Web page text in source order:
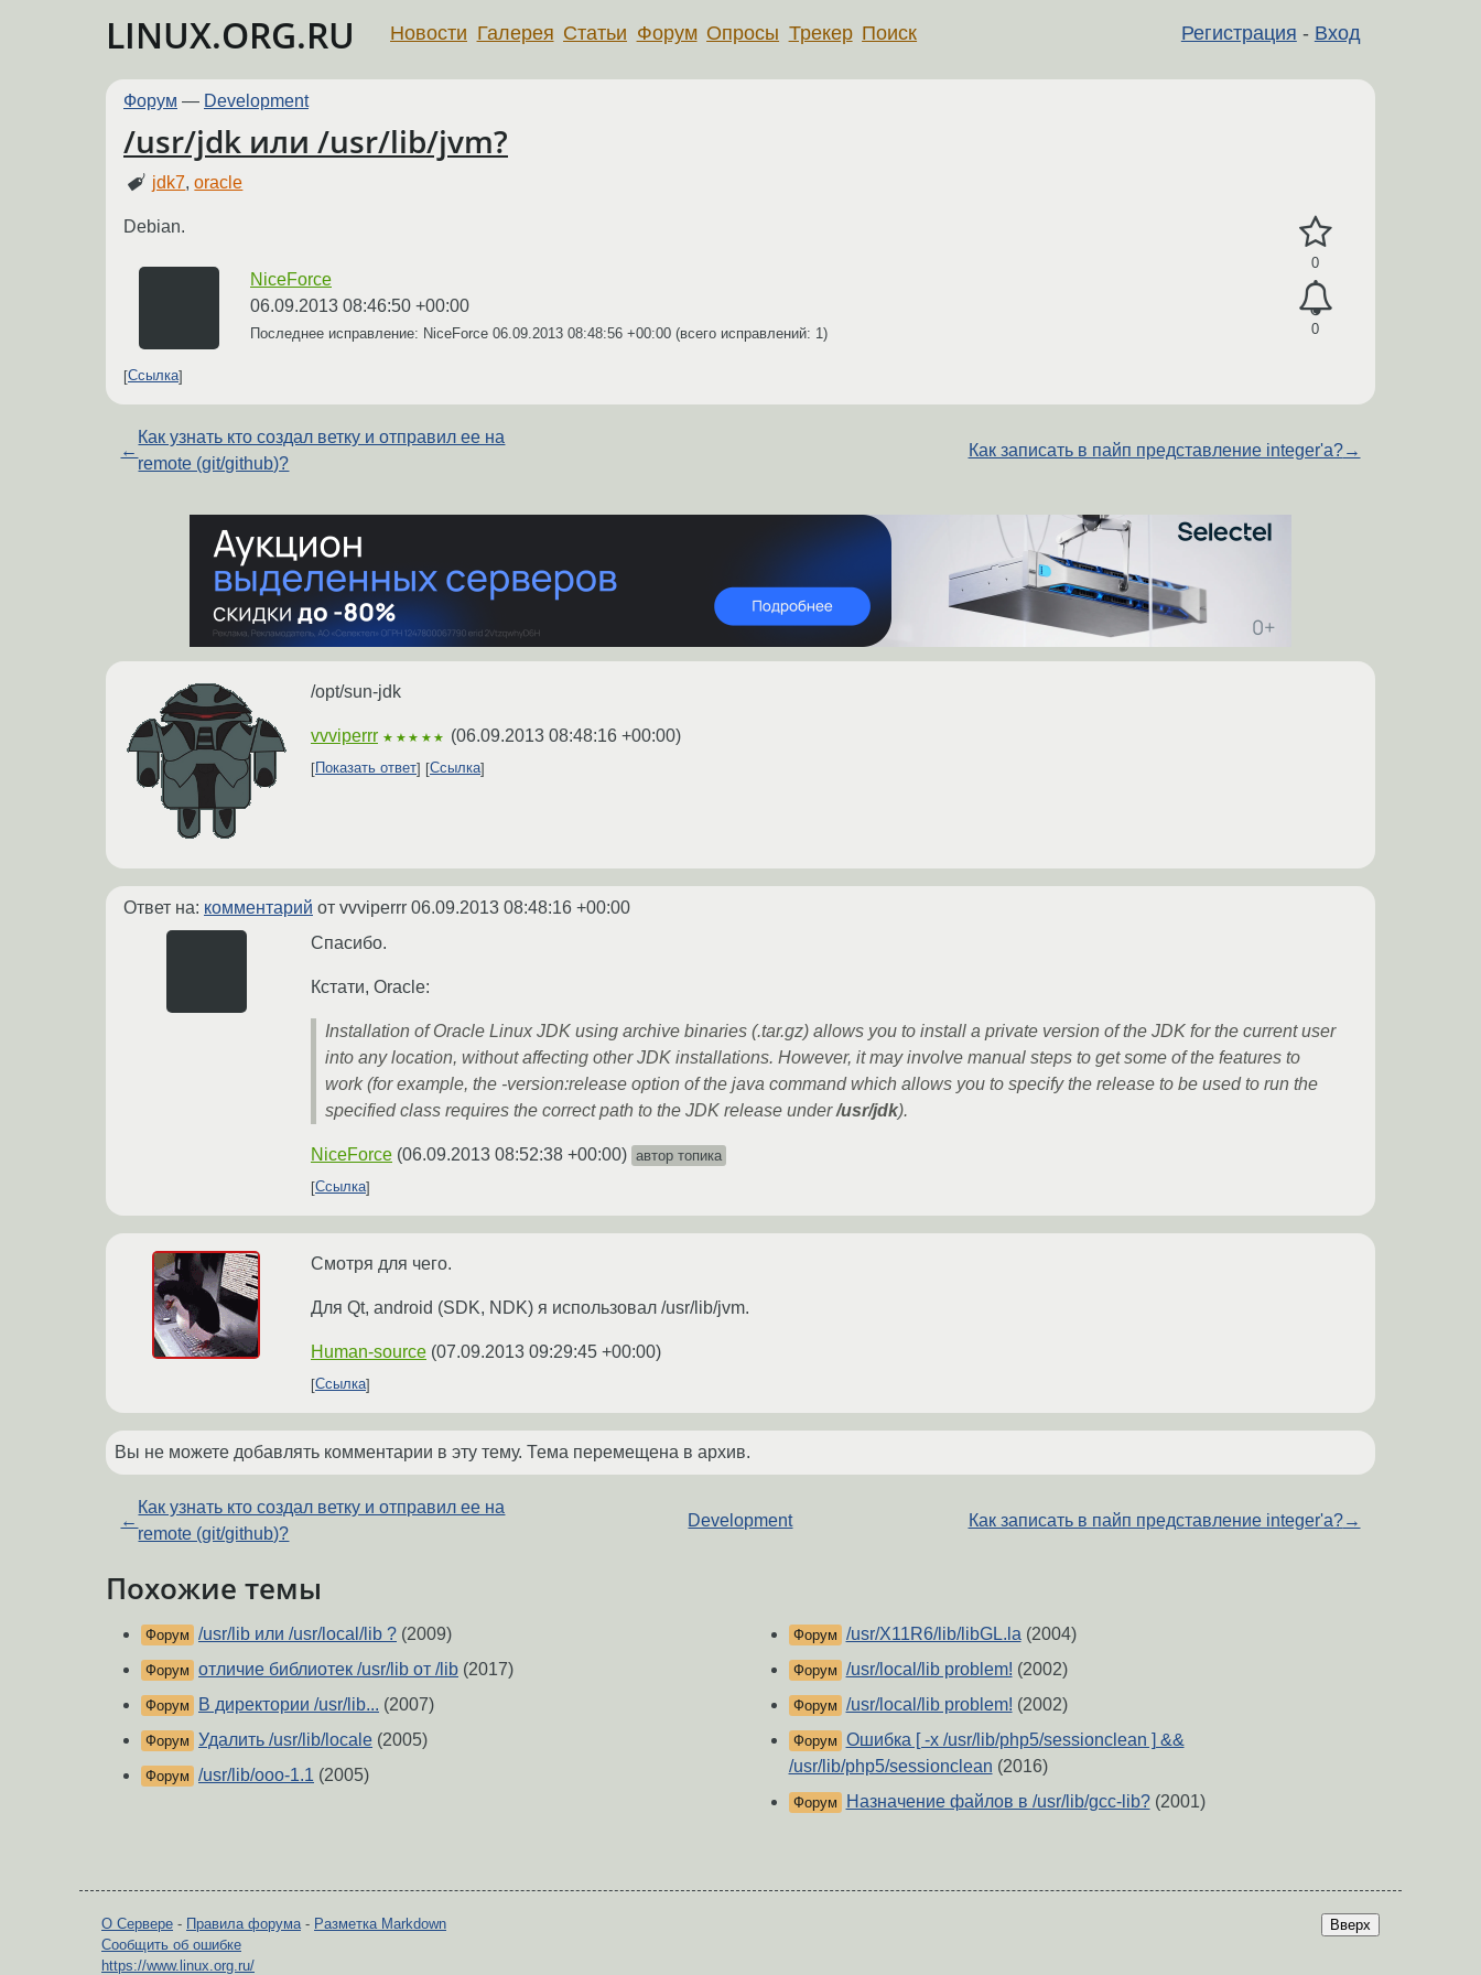
LINUX.ORG.RU Регистрация - Вход
Новости Галерея Статьи Форум Опросы Трекер Поиск
Форум — Development
/usr/jdk или /usr/lib/jvm?
jdk7,oracle
0
0
Debian.
NiceForce
06.09.2013 08:46:50 +00:00
Последнее исправление: NiceForce 06.09.2013 08:48:56 +00:00 (всего исправлений: 1)
Ссылка
←
Как узнать кто создал ветку и отправил ее на
remote (git/github)?
Как записать в пайп представление integer'а?→
/opt/sun-jdk
vvviperrr ★★★★★ (06.09.2013 08:48:16 +00:00)
Показать ответ Ссылка
Ответ на: комментарий от vvviperrr 06.09.2013 08:48:16 +00:00
Спасибо.
Кстати, Oracle:
Installation of Oracle Linux JDK using archive binaries (.tar.gz) allows you to install a private version of the JDK for the current user
into any location, without affecting other JDK installations. However, it may involve manual steps to get some of the features to
work (for example, the -version:release option of the java command which allows you to specify the release to be used to run the
specified class requires the correct path to the JDK release under/usr/jdk).
NiceForce (06.09.2013 08:52:38 +00:00) автор топика
Ссылка
Смотря для чего.
Для Qt, android (SDK, NDK) я использовал /usr/lib/jvm.
Human-source (07.09.2013 09:29:45 +00:00)
Ссылка
Вы не можете добавлять комментарии в эту тему. Тема перемещена в архив.
←
Как узнать кто создал ветку и отправил ее на
remote (git/github)?
Development Как записать в пайп представление integer'а?→
Похожие темы
Форум /usr/lib или /usr/local/lib ? (2009)
Форум отличие библиотек /usr/lib от /lib (2017)
Форум В директории /usr/lib... (2007)
Форум Удалить /usr/lib/locale (2005)
Форум /usr/lib/ooo-1.1 (2005)
Форум /usr/X11R6/lib/libGL.la(2004)
Форум /usr/local/lib problem! (2002)
Форум /usr/local/lib problem! (2002)
Форум Ошибка [ -x /usr/lib/php5/sessionclean ] &&
/usr/lib/php5/sessionclean (2016)
Форум Назначение файлов в /usr/lib/gcc-lib?(2001)
Вверх
О Сервере - Правила форума- Разметка Markdown
Сообщить об ошибке
https://www.linux.org.ru/